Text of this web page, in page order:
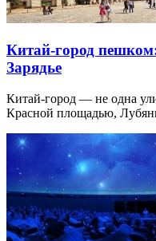
Китай-город
Зарядье
Китай-город — не одна
Красной площадью,